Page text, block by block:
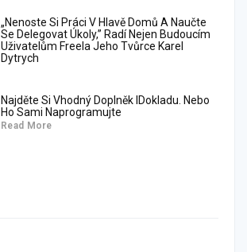
„Nenoste Si Práci V Hlavě Domů A Naučte
Se Delegovat Úkoly,” Radí Nejen Budoucím
Uživatelům Freela Jeho Tvůrce Karel
Dytrych
Najděte Si Vhodný Doplněk IDokladu. Nebo
Ho Sami Naprogramujte
Read More